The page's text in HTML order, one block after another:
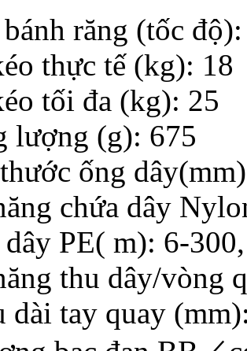
răng (tốc
thực tế (kg): 18
tối đa (kg): 25
lượng (g): 675
ống
chứa dây
dây PE( m): 6-
thu dây/vòng
dài tay quay